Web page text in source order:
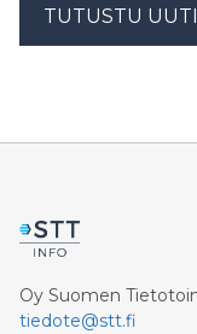
TUTUSTU
Oy Suomen
tiedote@stt.fi